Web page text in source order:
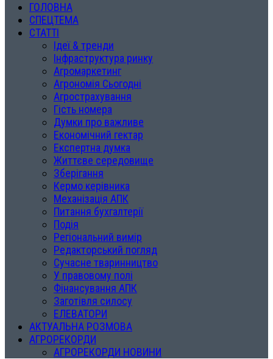
ГОЛОВНА
СПЕЦТЕМА
СТАТТІ
Ідеї & тренди
Інфраструктура ринку
Агромаркетинг
Агрономія Сьогодні
Агрострахування
Гість номера
Думки про важливе
Економічний гектар
Експертна думка
Життєве середовище
Зберігання
Кермо керівника
Механізація АПК
Питання бухгалтерії
Подія
Регіональний вимір
Редакторський погляд
Сучасне тваринництво
У правовому полі
Фінансування АПК
Заготівля силосу
ЕЛЕВАТОРИ
АКТУАЛЬНА РОЗМОВА
АГРОРЕКОРДИ
АГРОРЕКОРДИ НОВИНИ